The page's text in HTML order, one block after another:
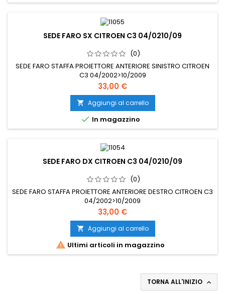
SEDE FARO SX CITROEN C3 04/0210/09
(0)
SEDE FARO STAFFA PROIETTORE ANTERIORE SINISTRO CITROEN
C3 04/2002>10/2009
Prezzo
33,00 €
 Aggiungi al carrello
 In magazzino
SEDE FARO DX CITROEN C3 04/0210/09
(0)
SEDE FARO STAFFA PROIETTORE ANTERIORE DESTRO CITROEN C3
04/2002>10/2009
Prezzo
33,00 €
 Aggiungi al carrello
 Ultimi articoli in magazzino
TORNA ALL'INIZIO 